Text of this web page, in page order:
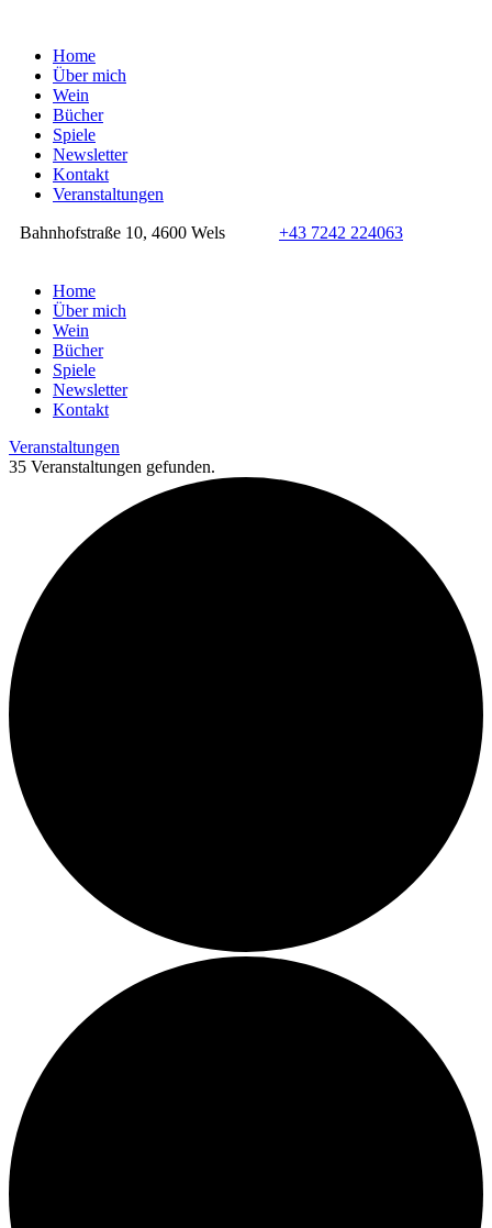
Home
Über mich
Wein
Bücher
Spiele
Newsletter
Kontakt
Veranstaltungen
Bahnhofstraße 10, 4600 Wels +43 7242 224063
Home
Über mich
Wein
Bücher
Spiele
Newsletter
Kontakt
Veranstaltungen
35 Veranstaltungen gefunden.